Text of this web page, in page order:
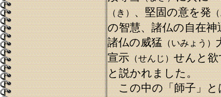
（き）、堅固の意を発
の智慧、諸仏の自在
諸仏の威猛（いみょう）
宣示（せんじ）せんと
と説かれました。
この中の「師子」と